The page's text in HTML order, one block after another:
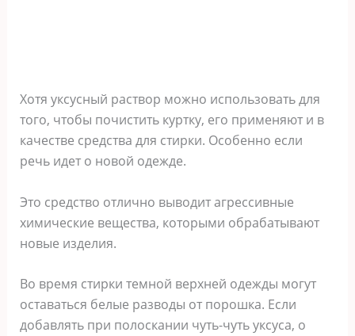
Хотя уксусный раствор можно использовать для
того, чтобы почистить куртку, его применяют и в
качестве средства для стирки. Особенно если
речь идет о новой одежде.
Это средство отлично выводит агрессивные
химические вещества, которыми обрабатывают
новые изделия.
Во время стирки темной верхней одежды могут
оставаться белые разводы от порошка. Если
добавлять при полоскании чуть-чуть уксуса, о